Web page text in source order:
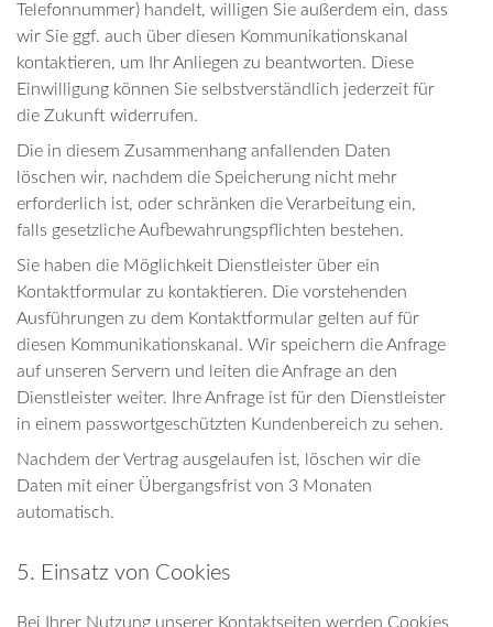
Telefonnummer) handelt, willigen Sie außerdem ein, dass
wir Sie ggf. auch über diesen Kommunikationskanal
kontaktieren, um Ihr Anliegen zu beantworten. Diese
Einwilligung können Sie selbstverständlich jederzeit für
die Zukunft widerrufen.
Die in diesem Zusammenhang anfallenden Daten
löschen wir, nachdem die Speicherung nicht mehr
erforderlich ist, oder schränken die Verarbeitung ein,
falls gesetzliche Aufbewahrungspflichten bestehen.
Sie haben die Möglichkeit Dienstleister über ein
Kontaktformular zu kontaktieren. Die vorstehenden
Ausführungen zu dem Kontaktformular gelten auf für
diesen Kommunikationskanal. Wir speichern die Anfrage
auf unseren Servern und leiten die Anfrage an den
Dienstleister weiter. Ihre Anfrage ist für den Dienstleister
in einem passwortgeschützten Kundenbereich zu sehen.
Nachdem der Vertrag ausgelaufen ist, löschen wir die
Daten mit einer Übergangsfrist von 3 Monaten
automatisch.
5. Einsatz von Cookies
Bei Ihrer Nutzung unserer Kontaktseiten werden Cookies